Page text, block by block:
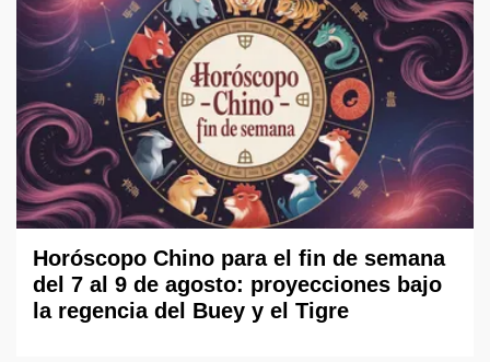
Horóscopo Chino para el fin de semana
del 7 al 9 de agosto: proyecciones bajo
la regencia del Buey y el Tigre